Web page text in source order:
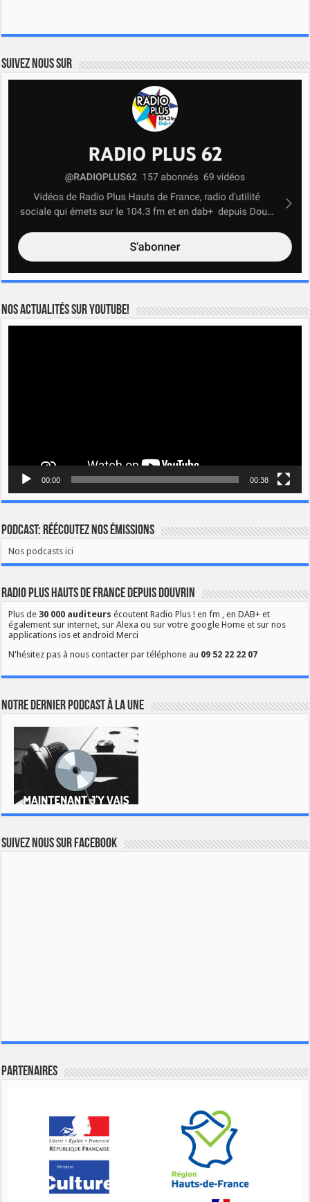
Suivez nous sur
Nos actualités sur YOUTUBE!
00:00 00:38
Podcast: Réécoutez nos émissions
Nos podcasts ici
Radio Plus Hauts de France depuis Douvrin
Plus de30 000 auditeurs écoutent Radio Plus ! en fm , en DAB+ et
également sur internet, sur Alexa ou sur votre google Home et sur nos
applications ios et android Merci
N'hésitez pas à nous contacter par téléphone au 09 52 22 22 07
Notre dernier podcast à la une
Suivez nous sur Facebook
Partenaires